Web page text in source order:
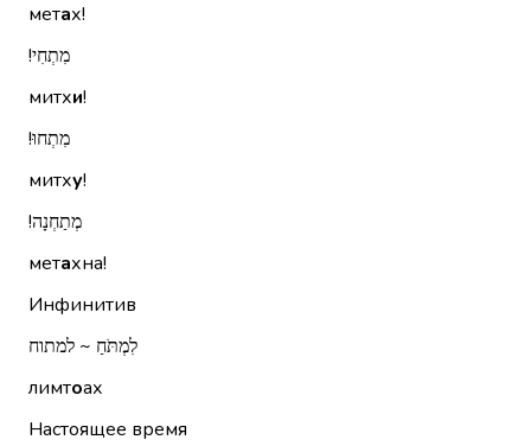
метах!
מִתְחִי!‏
митхи!
מִתְחוּ!‏
митху!
מְתַחְנָה!‏
метахна!
Инфинитив
לִמְתֹּחַ ~ למתוח
лимтоах
Настоящее время